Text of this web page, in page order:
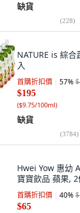
缺貨
(228)
NATURE is 綜
入
首購折扣價 57%
$195
($9.75/100ml)
缺貨
(3784)
Hwei Yow 惠幼
寶寶飲品 蘋果,
首購折扣價 40%
$65